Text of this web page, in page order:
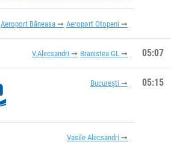
Aeroport Băneasa Aeroport Otopeni
V.Alecsandri Braniștea GL 05:07
București 05:15
Vasile Alecsandri